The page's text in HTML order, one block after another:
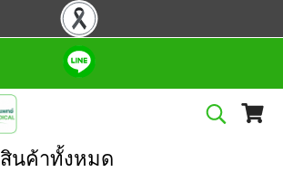
สินค้าทั้งหมด